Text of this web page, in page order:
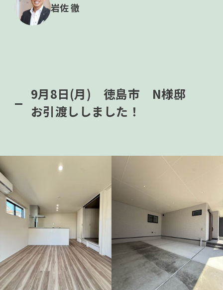
岩佐 徹
9月8日(月) 徳島市 N様邸
お引渡ししました！